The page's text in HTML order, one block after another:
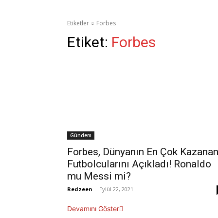
Etiketler Forbes
Etiket: Forbes
Gündem
Forbes, Dünyanın En Çok Kazanan
Futbolcularını Açıkladı! Ronaldo
mu Messi mi?
Redzeen - Eylül 22, 2021
Devamını Göster